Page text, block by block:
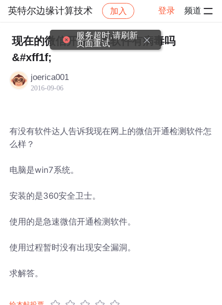
英特尔边缘计算技术 加入 登录 频道
社区 英特尔边缘计算技术 帖子详情
现在的微信开通检测软件有病毒吗
&#xff1f;
joerica001
2016-09-06
有没有软件达人告诉我现在网上的微信开通检测软件怎
么样？
电脑是win7系统。
安装的是360安全卫士。
使用的是急速微信开通检测软件。
使用过程暂时没有出现安全漏洞。
求解答。
服务超时,请刷新
页面重试